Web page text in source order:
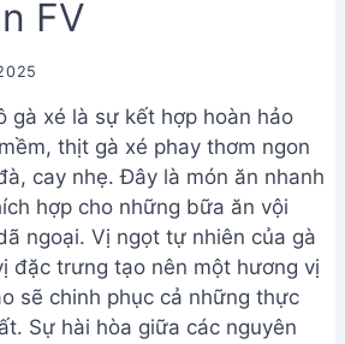
FV
gà xé là sự kết hợp hoàn hảo
thịt gà xé phay thơm ngon
cay nhẹ. Đây là món ăn nhanh
hợp cho những bữa ăn vội
ngoại. Vị ngọt tự nhiên của gà
đặc trưng tạo nên một hương vị
sẽ chinh phục cả những thực
Sự hài hòa giữa các nguyên